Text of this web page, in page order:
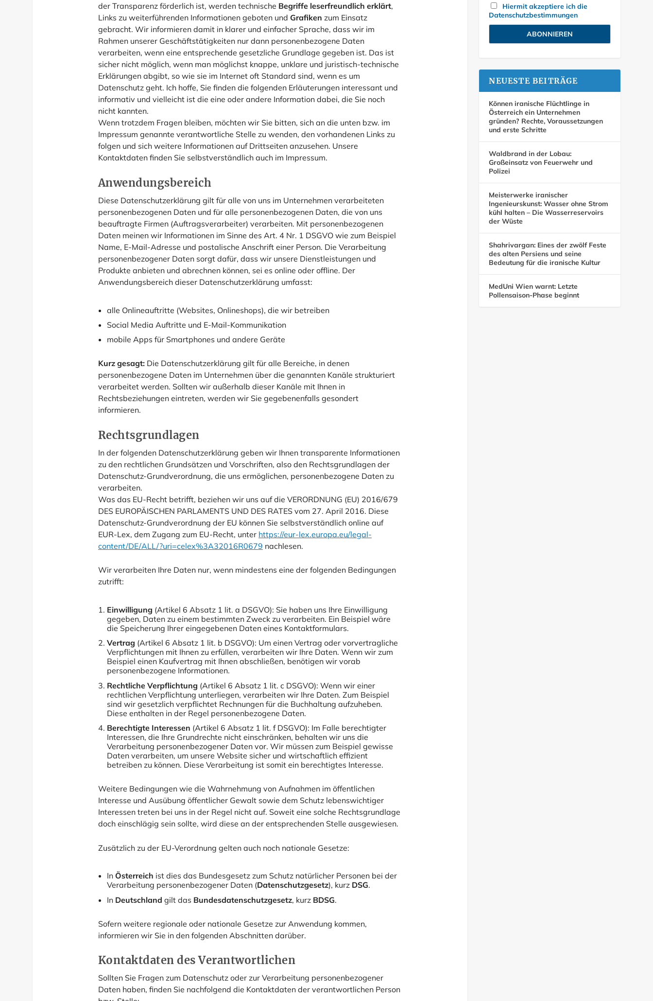
der Transparenz förderlich ist, werden technische Begriffe leserfreundlich erklärt,
Links zu weiterführenden Informationen geboten und Grafiken zum Einsatz
gebracht. Wir informieren damit in klarer und einfacher Sprache, dass wir im
Rahmen unserer Geschäftstätigkeiten nur dann personenbezogene Daten
verarbeiten, wenn eine entsprechende gesetzliche Grundlage gegeben ist. Das ist
sicher nicht möglich, wenn man möglichst knappe, unklare und juristisch-technische
Erklärungen abgibt, so wie sie im Internet oft Standard sind, wenn es um
Datenschutz geht. Ich hoffe, Sie finden die folgenden Erläuterungen interessant und
informativ und vielleicht ist die eine oder andere Information dabei, die Sie noch
nicht kannten.
Wenn trotzdem Fragen bleiben, möchten wir Sie bitten, sich an die unten bzw. im
Impressum genannte verantwortliche Stelle zu wenden, den vorhandenen Links zu
folgen und sich weitere Informationen auf Drittseiten anzusehen. Unsere
Kontaktdaten finden Sie selbstverständlich auch im Impressum.
Anwendungsbereich
Diese Datenschutzerklärung gilt für alle von uns im Unternehmen verarbeiteten
personenbezogenen Daten und für alle personenbezogenen Daten, die von uns
beauftragte Firmen (Auftragsverarbeiter) verarbeiten. Mit personenbezogenen
Daten meinen wir Informationen im Sinne des Art. 4 Nr. 1 DSGVO wie zum Beispiel
Name, E-Mail-Adresse und postalische Anschrift einer Person. Die Verarbeitung
personenbezogener Daten sorgt dafür, dass wir unsere Dienstleistungen und
Produkte anbieten und abrechnen können, sei es online oder offline. Der
Anwendungsbereich dieser Datenschutzerklärung umfasst:
alle Onlineauftritte (Websites, Onlineshops), die wir betreiben
Social Media Auftritte und E-Mail-Kommunikation
mobile Apps für Smartphones und andere Geräte
Kurz gesagt:Die Datenschutzerklärung gilt für alle Bereiche, in denen
personenbezogene Daten im Unternehmen über die genannten Kanäle strukturiert
verarbeitet werden. Sollten wir außerhalb dieser Kanäle mit Ihnen in
Rechtsbeziehungen eintreten, werden wir Sie gegebenenfalls gesondert
informieren.
Rechtsgrundlagen
In der folgenden Datenschutzerklärung geben wir Ihnen transparente Informationen
zu den rechtlichen Grundsätzen und Vorschriften, also den Rechtsgrundlagen der
Datenschutz-Grundverordnung, die uns ermöglichen, personenbezogene Daten zu
verarbeiten.
Was das EU-Recht betrifft, beziehen wir uns auf die VERORDNUNG (EU) 2016/679
DES EUROPÄISCHEN PARLAMENTS UND DES RATES vom 27. April 2016. Diese
Datenschutz-Grundverordnung der EU können Sie selbstverständlich online auf
EUR-Lex, dem Zugang zum EU-Recht, unter https://eur-lex.europa.eu/legal-
content/DE/ALL/?uri=celex%3A32016R0679 nachlesen.
Wir verarbeiten Ihre Daten nur, wenn mindestens eine der folgenden Bedingungen
zutrifft:
Einwilligung (Artikel 6 Absatz 1 lit. a DSGVO): Sie haben uns Ihre Einwilligung
gegeben, Daten zu einem bestimmten Zweck zu verarbeiten. Ein Beispiel wäre
die Speicherung Ihrer eingegebenen Daten eines Kontaktformulars.
Vertrag (Artikel 6 Absatz 1 lit. b DSGVO): Um einen Vertrag oder vorvertragliche
Verpflichtungen mit Ihnen zu erfüllen, verarbeiten wir Ihre Daten. Wenn wir zum
Beispiel einen Kaufvertrag mit Ihnen abschließen, benötigen wir vorab
personenbezogene Informationen.
Rechtliche Verpflichtung (Artikel 6 Absatz 1 lit. c DSGVO): Wenn wir einer
rechtlichen Verpflichtung unterliegen, verarbeiten wir Ihre Daten. Zum Beispiel
sind wir gesetzlich verpflichtet Rechnungen für die Buchhaltung aufzuheben.
Diese enthalten in der Regel personenbezogene Daten.
Berechtigte Interessen (Artikel 6 Absatz 1 lit. f DSGVO): Im Falle berechtigter
Interessen, die Ihre Grundrechte nicht einschränken, behalten wir uns die
Verarbeitung personenbezogener Daten vor. Wir müssen zum Beispiel gewisse
Daten verarbeiten, um unsere Website sicher und wirtschaftlich effizient
betreiben zu können. Diese Verarbeitung ist somit ein berechtigtes Interesse.
Weitere Bedingungen wie die Wahrnehmung von Aufnahmen im öffentlichen
Interesse und Ausübung öffentlicher Gewalt sowie dem Schutz lebenswichtiger
Interessen treten bei uns in der Regel nicht auf. Soweit eine solche Rechtsgrundlage
doch einschlägig sein sollte, wird diese an der entsprechenden Stelle ausgewiesen.
Zusätzlich zu der EU-Verordnung gelten auch noch nationale Gesetze:
In Österreich ist dies das Bundesgesetz zum Schutz natürlicher Personen bei der
Verarbeitung personenbezogener Daten (Datenschutzgesetz), kurz DSG.
In Deutschland gilt das Bundesdatenschutzgesetz, kurz BDSG.
Sofern weitere regionale oder nationale Gesetze zur Anwendung kommen,
informieren wir Sie in den folgenden Abschnitten darüber.
Kontaktdaten des Verantwortlichen
Sollten Sie Fragen zum Datenschutz oder zur Verarbeitung personenbezogener
Daten haben, finden Sie nachfolgend die Kontaktdaten der verantwortlichen Person
Hiermit akzeptiere ich die
Datenschutzbestimmungen
NEUESTE BEITRÄGE
Können iranische Flüchtlinge in
Österreich ein Unternehmen
gründen? Rechte, Voraussetzungen
und erste Schritte
Waldbrand in der Lobau:
Großeinsatz von Feuerwehr und
Polizei
Meisterwerke iranischer
Ingenieurskunst: Wasser ohne Strom
kühl halten – Die Wasserreservoirs
der Wüste
Shahrivargan: Eines der zwölf Feste
des alten Persiens und seine
Bedeutung für die iranische Kultur
MedUni Wien warnt: Letzte
Pollensaison-Phase beginnt